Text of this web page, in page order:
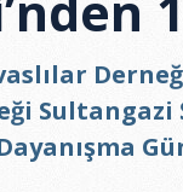
Sultangazi